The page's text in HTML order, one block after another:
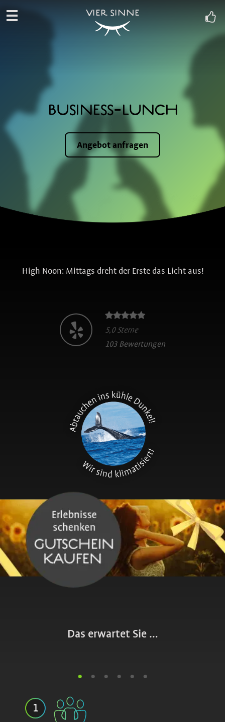
VIER SINNE
BUSINESS-LUNCH
Angebot anfragen
High Noon: Mittags dreht der Erste das Licht aus!
5,0 Sterne
103 Bewertungen
Das erwartet Sie …
1